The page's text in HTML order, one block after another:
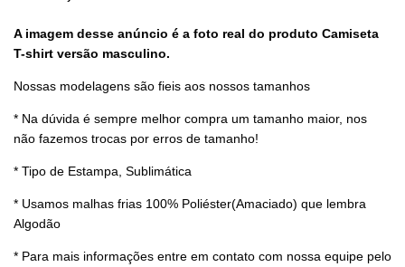
A imagem desse anúncio é a foto real do produto Camiseta
T-shirt versão masculino.
Nossas modelagens são fieis aos nossos tamanhos
* Na dúvida é sempre melhor compra um tamanho maior, nos
não fazemos trocas por erros de tamanho!
* Tipo de Estampa, Sublimática
* Usamos malhas frias 100% Poliéster(Amaciado) que lembra
Algodão
* Para mais informações entre em contato com nossa equipe pelo